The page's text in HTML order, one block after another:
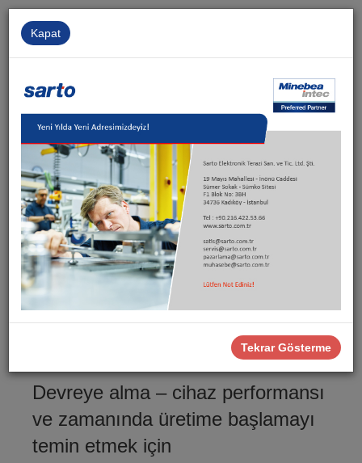
İletişim
Kapat
Tekrar Gösterme
Sarto
Servis & Destek
Devreye Alma Hizmetleri
Devreye Alma Hizmetleri
Devreye alma – cihaz performansı
ve zamanında üretime başlamayı
temin etmek için